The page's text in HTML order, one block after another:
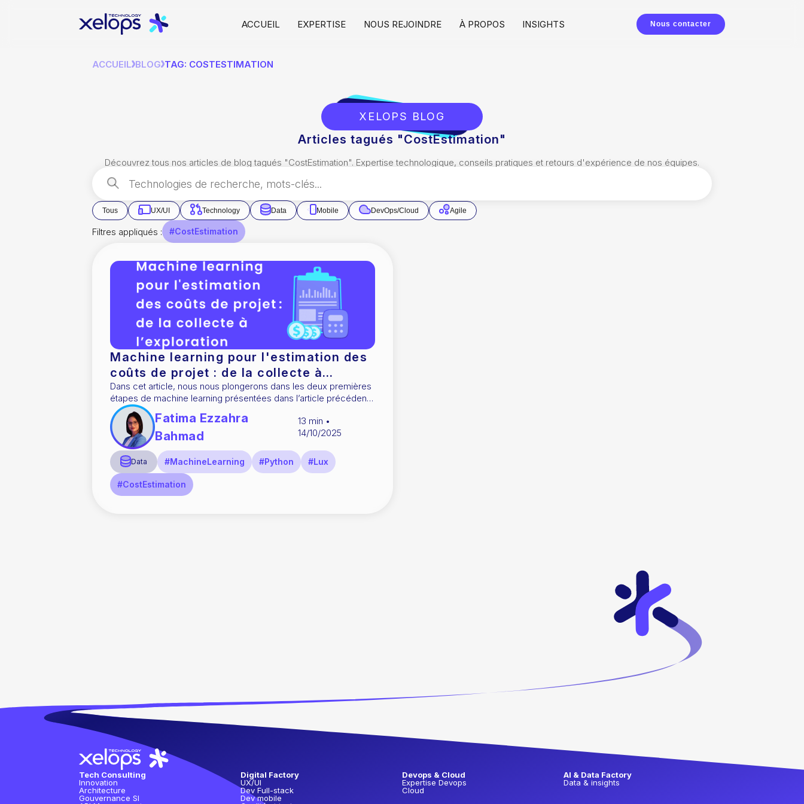
ACCUEIL EXPERTISE NOUS REJOINDRE À PROPOS INSIGHTS Nous contacter
ACCUEIL BLOG TAG: COSTESTIMATION
XELOPS BLOG
Articles tagués "CostEstimation"
Découvrez tous nos articles de blog tagués "CostEstimation". Expertise technologique, conseils pratiques et retours d'expérience de nos équipes.
Tous UX/UI Technology Data Mobile DevOps/Cloud Agile
Filtres appliqués : #CostEstimation
Machine learning pour l'estimation des
coûts de projet : de la collecte à
l’exploration
Dans cet article, nous nous plongerons dans les deux premières
étapes de machine learning présentées dans l’article précédent
avec un sujet incontournable de tout projet informatique
Fatima Ezzahra
Bahmad
13 min •
14/10/2025
Data #MachineLearning #Python #Lux
#CostEstimation
Tech Consulting
Innovation
Architecture
Gouvernance SI
Digital Factory
UX/UI
Dev Full-stack
Dev mobile
Devops & Cloud
Expertise Devops
Cloud
AI & Data Factory
Data & insights